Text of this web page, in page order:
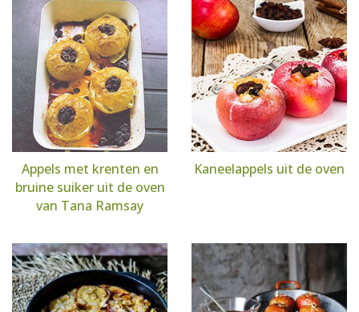
Appels met krenten en
bruine suiker uit de oven
van Tana Ramsay
Kaneelappels uit de oven